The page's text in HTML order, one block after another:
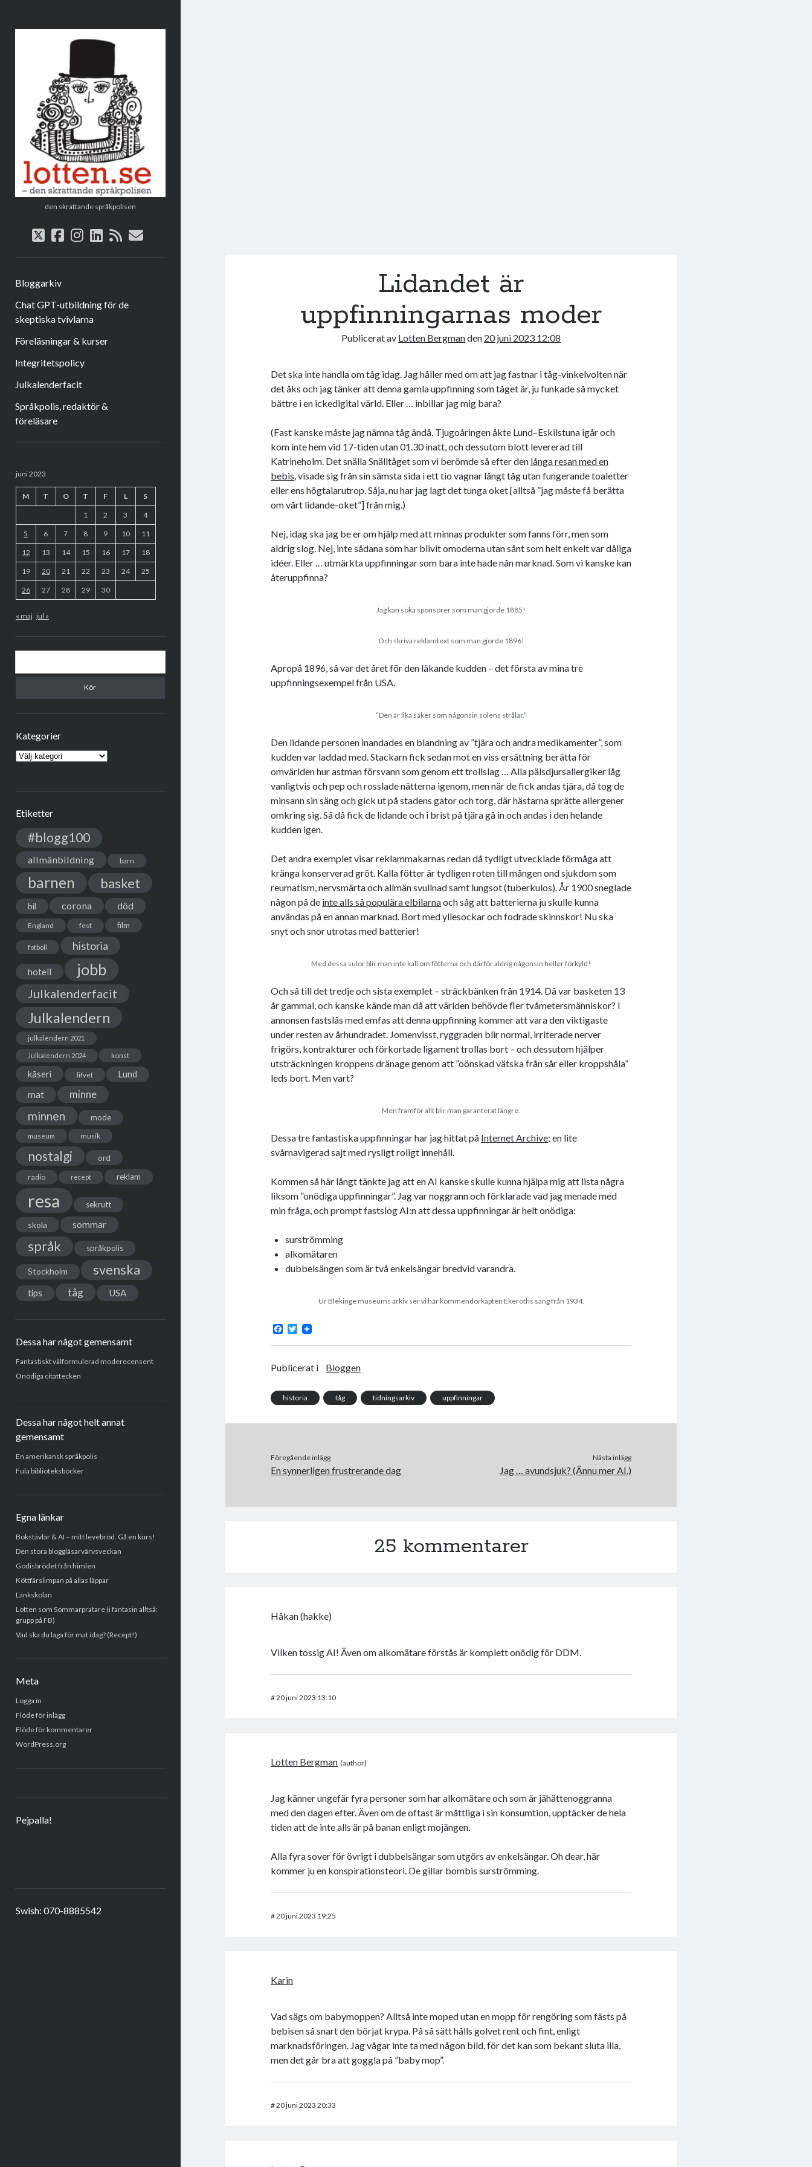
den skrattande språkpolisen
twitter
facebook
instagram
linkedin
rsse-
Bloggarkiv
Chat GPT-utbildning för de
skeptiska tvivlarna
Föreläsningar & kurser
Integritetspolicy
Julkalenderfacit
Språkpolis, redaktör &
föreläsare
juni 2023
M T O T F L S
1 2 3 4
5 6 7 8 9 10 11
12 13 14 15 16 17 18
19 20 21 22 23 24 25
26 27 28 29 30
« maj jul »
Kategorier
Kategorier
Etiketter
#blogg100
allmänbildning barn
barnen basket
bil corona död
England fest film
fotboll historia
hotell jobb
Julkalenderfacit
Julkalendern
julkalendern 2021
Julkalendern 2024 konst
kåseri lifvet Lund
mat minne
minnen mode
museum musik
nostalgi ord
radio recept reklam
resa sekrutt
skola sommar
språk språkpolis
Stockholm svenska
tips tåg USA
Dessa har något gemensamt
Fantastiskt välformulerad moderecensent
Onödiga citattecken
Dessa har något helt annat
gemensamt
En amerikansk språkpolis
Fula biblioteksböcker
Egna länkar
Bokstävlar & AI – mitt levebröd. Gå en kurs!
Den stora bloggläsarvärvsveckan
Godisbrödet från himlen
Köttfärslimpan på allas läppar
Länkskolan
Lotten som Sommarpratare (i fantasin alltså:
grupp på FB)
Vad ska du laga för mat idag? (Recept!)
Meta
Logga in
Flöde för inlägg
Flöde för kommentarer
WordPress.org
Pejpalla!
Swish: 070-8885542
Lidandet är
uppfinningarnas moder
Publicerat av Lotten Bergmanden 20 juni 2023 12:08
Det ska inte handla om tåg idag. Jag håller med om att jag fastnar i tåg-vinkelvolten när
det åks och jag tänker att denna gamla uppfinning som tåget är, ju funkade så mycket
bättre i en ickedigital värld. Eller … inbillar jag mig bara?
(Fast kanske måste jag nämna tåg ändå. Tjugoåringen åkte Lund–Eskilstuna igår och
kom inte hem vid 17-tiden utan 01.30 inatt, och dessutom blott levererad till
Katrineholm. Det snälla Snälltåget som vi berömde så efter den långa resan med en
bebis, visade sig från sin sämsta sida i ett tio vagnar långt tåg utan fungerande toaletter
eller ens högtalarutrop. Såja, nu har jag lagt det tunga oket [alltså ”jag måste få berätta
om vårt lidande-oket”] från mig.)
Nej, idag ska jag be er om hjälp med att minnas produkter som fanns förr, men som
aldrig slog. Nej, inte sådana som har blivit omoderna utan sånt som helt enkelt var dåliga
idéer. Eller … utmärkta uppfinningar som bara inte hade nån marknad. Som vi kanske kan
återuppfinna?
Jag kan söka sponsorer som man gjorde 1885!
Och skriva reklamtext som man gjorde 1896!
Apropå 1896, så var det året för den läkande kudden – det första av mina tre
uppfinningsexempel från USA.
”Den är lika säker som någonsin solens strålar.”
Den lidande personen inandades en blandning av ”tjära och andra medikamenter”, som
kudden var laddad med. Stackarn fick sedan mot en viss ersättning berätta för
omvärlden hur astman försvann som genom ett trollslag … Alla pälsdjursallergiker låg
vanligtvis och pep och rosslade nätterna igenom, men när de fick andas tjära, då tog de
minsann sin säng och gick ut på stadens gator och torg, där hästarna sprätte allergener
omkring sig. Så då fick de lidande och i brist på tjära gå in och andas i den helande
kudden igen.
Det andra exemplet visar reklammakarnas redan då tydligt utvecklade förmåga att
kränga konserverad gröt. Kalla fötter är tydligen roten till mången ond sjukdom som
reumatism, nervsmärta och allmän svullnad samt lungsot (tuberkulos). År 1900 sneglade
någon på de inte alls så populära elbilarnaoch såg att batterierna ju skulle kunna
användas på en annan marknad. Bort med yllesockar och fodrade skinnskor! Nu ska
snyt och snor utrotas med batterier!
Med dessa sulor blir man inte kall om fötterna och därför aldrig någonsin heller förkyld!
Och så till det tredje och sista exemplet – sträckbänken från 1914. Då var basketen 13
år gammal, och kanske kände man då att världen behövde fler tvåmetersmänniskor? I
annonsen fastslås med emfas att denna uppfinning kommer att vara den viktigaste
under resten av århundradet. Jomenvisst, ryggraden blir normal, irriterade nerver
frigörs, kontrakturer och förkortade ligament trollas bort – och dessutom hjälper
utsträckningen kroppens dränage genom att ”oönskad vätska från såreller kropps­håla”
leds bort. Men vart?
Men framför allt blir man garanterat längre.
Dessa tre fantastiska uppfinningar har jag hittat på Internet Archive; en lite
svårnavigerad sajt med rysligt roligt innehåll.
Kommen så här långt tänkte jag att en AI kanske skulle kunna hjälpa mig att lista några
liksom ”onödiga uppfinningar”. Jag var noggrann och förklarade vad jag menade med
min fråga, och prompt fastslog AI:n att dessa uppfinningar är helt onödiga:
surströmming
alkomätaren
dubbelsängen som är två enkelsängar bredvid varandra.
Ur Blekinge museums arkiv ser vi här kommendörkapten Ekeroths säng från 1934.
F
c
b
k
T
i
t
Publicerat i Bloggen
historia tåg tidningsarkiv uppfinningar
Föregående inlägg
En synnerligen frustrerande dag
Nästa inlägg
Jag … avundsjuk? (Ännu mer AI.)
25 kommentarer
Håkan (hakke)
Vilken tossig AI! Även om alkomätare förstås är komplett onödig för DDM.
#20 juni 2023 13:10
Lotten Bergman
Jag känner ungefär fyra personer som har alkomätare och som är jähättenoggranna
med den dagen efter. Även om de oftast är måttliga i sin konsumtion, upptäcker de hela
tiden att de inte alls är på banan enligt mojängen.
Alla fyra sover för övrigt i dubbelsängar som utgörs av enkelsängar. Oh dear, här
kommer ju en konspirationsteori. De gillar bombis surströmming.
#20 juni 2023 19:25
Karin
Vad sägs om babymoppen? Alltså inte moped utan en mopp för rengöring som fästs på
bebisen så snart den börjat krypa. På så sätt hålls golvet rent och fint, enligt
marknadsföringen. Jag vågar inte ta med någon bild, för det kan som bekant sluta illa,
men det går bra att goggla på ”baby mop”.
#20 juni 2023 20:33